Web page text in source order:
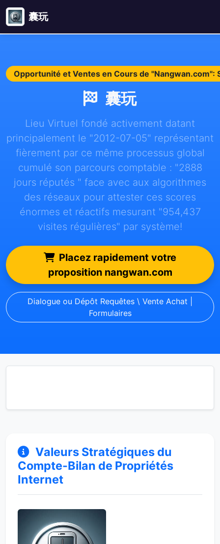
囊玩
Opportunité et Ventes en Cours de "Nangwan.com":
囊玩
Lieu Virtuel fondé activement datant
principalement le "2012-07-05" représentant
fièrement par ce même processus global
cumulé son parcours comptable : "2888
jours réputés " face avec aux algorithmes
des réseaux pour attester ces scores
énormes et réactifs mesurant "954,437
visites régulières" par système!
Placez rapidement votre
proposition nangwan.com
Dialogue ou Dépôt Requêtes \ Vente Achat |
Formulaires
Valeurs Stratégiques du
Compte-Bilan de Propriétés
Internet